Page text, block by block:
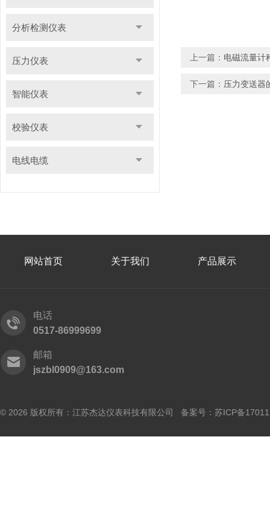
分析检测仪表
压力仪表
智能仪表
校验仪表
电线电缆
上一篇： 电磁流量计
下一篇： 压力变送器
网站首页 关于我们 产品展示
电话
0517-86999699
邮箱
jszbl0909@163.com
© 2026 版权所有：江苏杰达仪表科技有限公司 备案号： 苏ICP备